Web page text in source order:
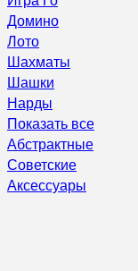
Домино
Лото
Шахматы
Шашки
Нарды
Показать все
Абстрактные
Советские
Аксессуары